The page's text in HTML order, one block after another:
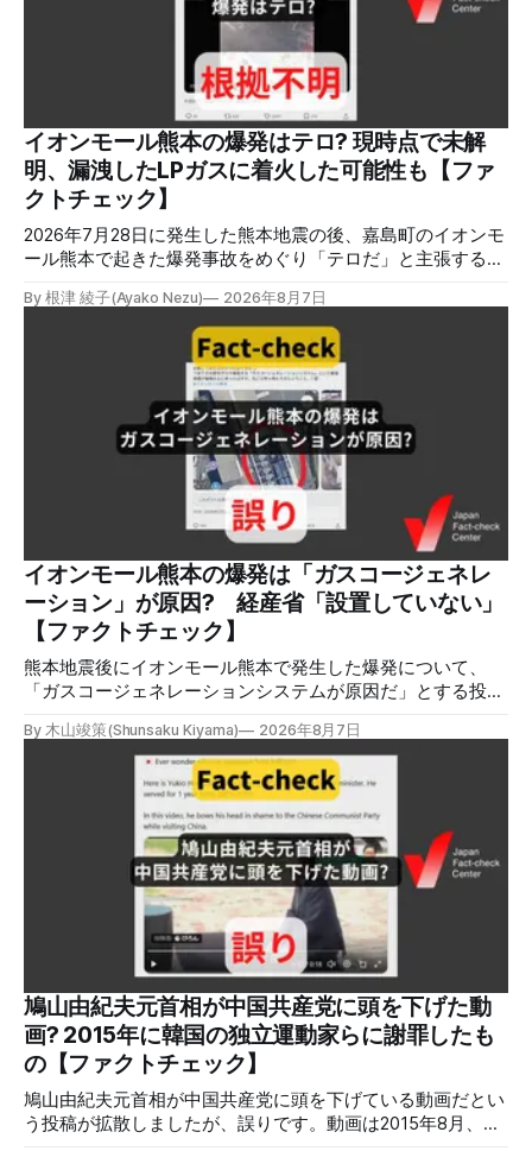
イオンモール熊本の爆発はテロ? 現時点で未解
明、漏洩したLPガスに着火した可能性も【ファ
クトチェック】
2026年7月28日に発生した熊本地震の後、嘉島町のイオンモ
ール熊本で起きた爆発事故をめぐり「テロだ」と主張する投
LPガスに着火した可能性に言及していますが、現時点で未解
明です。イオンは8月5日、外部専門家らによる事故調査委員
会を設置すると発表しました。 検証対象 拡散した言説 2026
年8月2日、イオンモール熊本の爆発がテロによるものだと主
張する投稿がＸで拡散した。 検証する理由 8月5日現在、投
稿は600回以上リポストされ、表示は19万件を超える。 同様
の情報の拡散量を調べるため、「熊本」「イオンモール」
「爆発」「テロ」など複数のキーワードを組み合わせてソー
シャル分析ツールMeltwaterで調べると、総投稿数は8月5日
までに約9900件あった(例1,2,3)。拡散のほとんどはXだ。 こ
れらの投稿は根拠を示していないが、「ガス爆発には見えな
いね」「これは 熊本を略奪する為のテロですよ」など、投
稿を真に受けたり、同調する反応が多い。「デマまたは不確
定な情報を流すな」や「陰謀論だよ」などの指摘
By 根津 綾子(Ayako Nezu) 2026年8月7日
イオンモール熊本の爆発は「ガスコージェネレ
ーション」が原因? 経産省「設置していない」
【ファクトチェック】
熊本地震後にイオンモール熊本で発生した爆発について、
「ガスコージェネレーションシステムが原因だ」とする投稿
ジェネレーションやガス発電機は設置していないことを確認
している」と発表し、LPガスが原因だった可能性が高いと説
明しています。またイオンは5日、事故原因を調べる事故調
査委員会を設置すると発表しました。 検証対象 拡散した投
ガスを燃料としてガスエンジンやガスタービンで発電し、排
熱を冷暖房などに利用する「ガスコージェネレーション」が
原因だとする投稿が拡散した（例1、例2）。 検証する理由
ソーシャルリスニングツールMeltwaterで調べると、これら
の投稿の表示回数は少なくとも合計194万回を超えている。
爆発の原因をめぐって、さまざまな根拠不明の情報が飛び交
っているため検証する。 検証過程 イオンモール熊本の爆発
2026年7月28日午後16時27分ごろ、熊本県で震度7の地震が
発生した。午後6時ごろ、嘉島町のショッピングセンター
「イ
By 木山竣策(Shunsaku Kiyama) 2026年8月7日
鳩山由紀夫元首相が中国共産党に頭を下げた動
画? 2015年に韓国の独立運動家らに謝罪したも
の【ファクトチェック】
鳩山由紀夫元首相が中国共産党に頭を下げている動画だとい
う投稿が拡散しましたが、誤りです。動画は2015年8月、鳩